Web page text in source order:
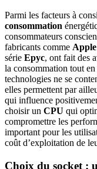
Parmi les facteurs à
consommation
consommateurs
fabricants comme Apple
série Epyc, ont fait des
la consommation tout
technologies ne se
elles permettent par
qui influence
choisir un CPU qui
compromettre les
important pour les
coût d’exploitation de
Choix du socket :